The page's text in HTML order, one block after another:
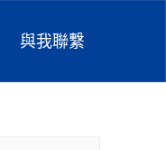
與我聯繫